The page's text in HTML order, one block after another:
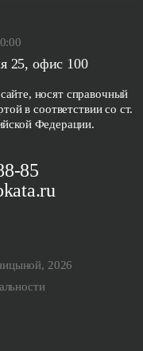
25, офис 100
носят справочный
в соответствии со ст.
Федерации.
85
2026